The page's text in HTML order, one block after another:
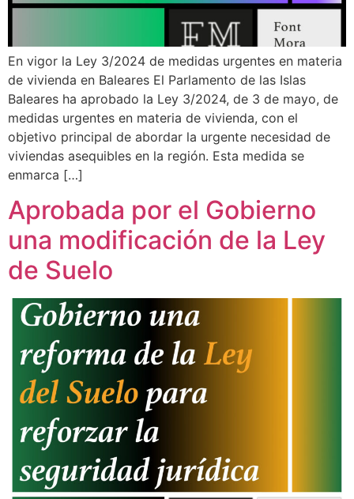
En vigor la Ley 3/2024 de medidas urgentes en materia
de vivienda en Baleares El Parlamento de las Islas
Baleares ha aprobado la Ley 3/2024, de 3 de mayo, de
medidas urgentes en materia de vivienda, con el
objetivo principal de abordar la urgente necesidad de
viviendas asequibles en la región. Esta medida se
enmarca […]
Aprobada por el Gobierno
una modificación de la Ley
de Suelo